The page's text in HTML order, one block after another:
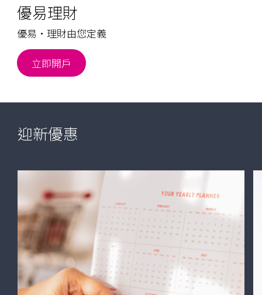
優易理財
優易•理財由您定義
立即開戶
優
易
財
迎新優惠